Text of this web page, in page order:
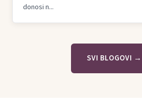
donosi n...
SVI BLOGOVI →